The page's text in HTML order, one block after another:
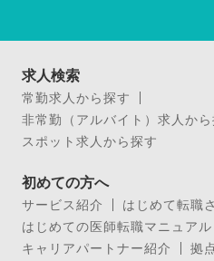
求人検索
常勤求人から探す
非常勤（アルバイト）求人から
スポット求人から探す
初めての方へ
サービス紹介
はじめて転職
はじめての医師転職マニュアル
キャリアパートナー紹介
拠